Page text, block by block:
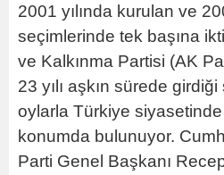
2001 yılında kurulan ve
seçimlerinde tek başına
ve Kalkınma Partisi (AK
23 yılı aşkın sürede girdiği
oylarla Türkiye
konumda bulunuyor.
Parti Genel Başkanı